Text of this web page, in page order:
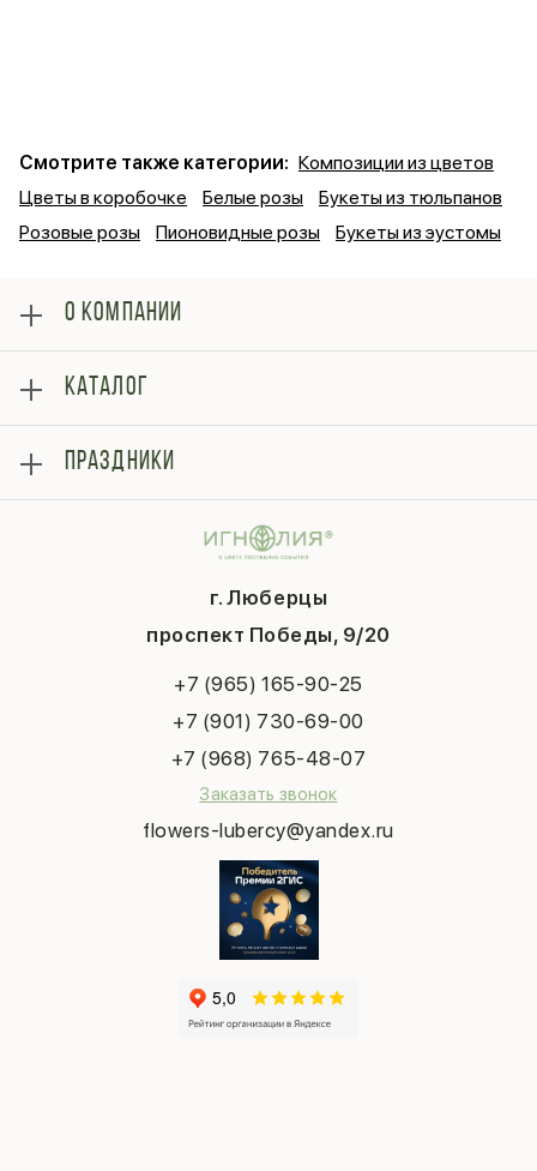
Смотрите также категории: Композиции из цветов
Цветы в коробочке
Белые розы
Букеты из тюльпанов
Розовые розы
Пионовидные розы Букеты из эустомы
г. Люберцы
проспект Победы, 9/20
+7 (965) 165-90-25
+7 (901) 730-69-00
+7 (968) 765-48-07
Заказать звонок
flowers-lubercy@yandex.ru
О КОМПАНИИ
Оплата
Отзывы
Блог
Гарантии
Контакты
Публичная оферта
КАТАЛОГ
Букеты
Композиции
ПРАЗДНИКИ
Последний звонок